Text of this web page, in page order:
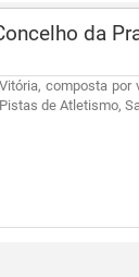
da
composta
de Atletismo,